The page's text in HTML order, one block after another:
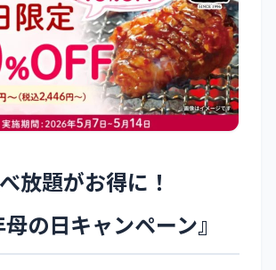
放題がお得に！
母の日キャンペーン』